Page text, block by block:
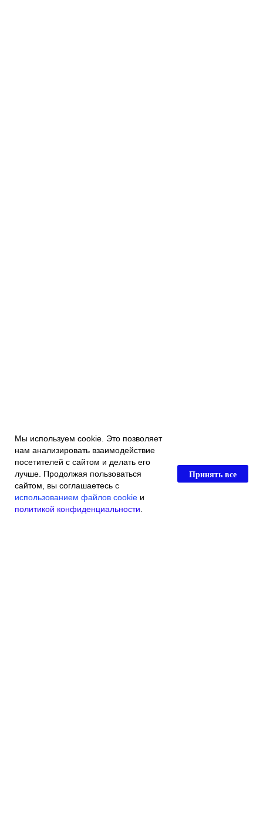
Главная Каталог магазина
Мы используем cookie. Это позволяет
нам анализировать взаимодействие
посетителей с сайтом и делать его
лучше. Продолжая пользоваться
сайтом, вы соглашаетесь с
использованием файлов cookie и
политикой конфиденциальности
Принять все